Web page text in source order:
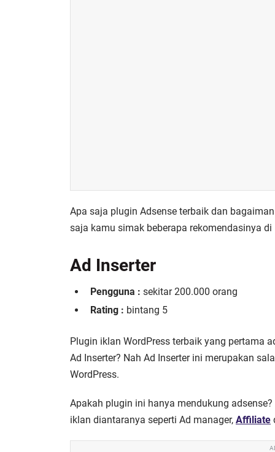
Apa saja plugin Adsense terbaik dan
saja kamu simak beberapa rekomendasinya
Ad Inserter
Pengguna : sekitar 200.000 orang
Rating : bintang 5
Plugin iklan WordPress terbaik yang pertama
Ad Inserter? Nah Ad Inserter ini merupakan
WordPress.
Apakah plugin ini hanya mendukung
iklan diantaranya seperti Ad manager, Affiliate